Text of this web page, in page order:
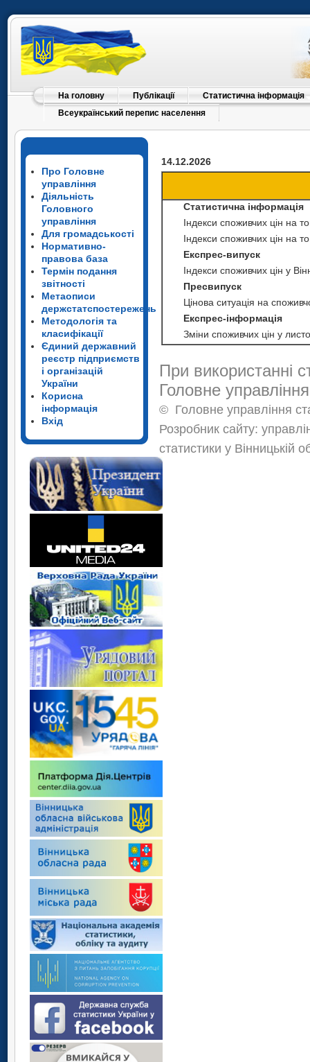
На головну Публікації
Статистична інформація
Всеукраїнський перепис населення
Про Головне
управління
Діяльність
Головного
управління
Для громадськості
Нормативно-
правова база
Термін подання
звітності
Метаописи
держстатспостережень
Методологія та
класифікації
Єдиний державний
реєстр підприємств
і організацій
України
Корисна
інформація
Вхід
14.12.2026
Статистична інформація
Індекси споживчих цін на
Індекси споживчих цін на
Експрес-випуск
Індекси споживчих цін у
Пресвипуск
Цінова ситуація на
Експрес-інформація
Зміни споживчих цін у
При використанні
Головне
© Головне управління
Розробник сайту:
статистики у Вінницькій